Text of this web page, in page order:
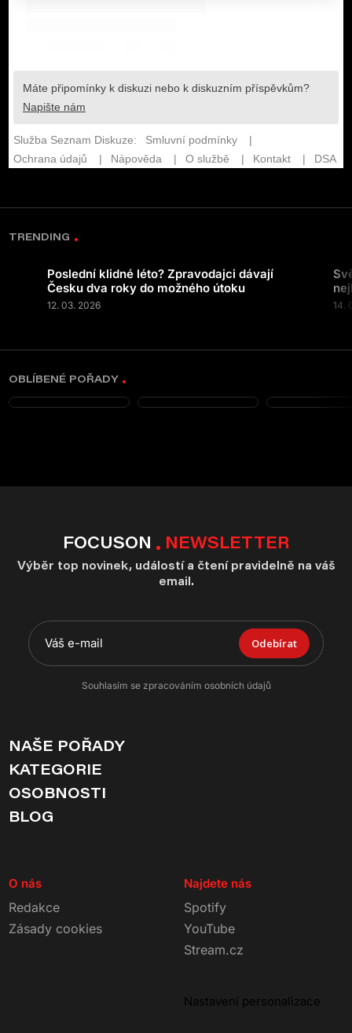
TRENDING
Poslední klidné léto? Zpravodajci dávají
Česku dva roky do možného útoku
12. 03. 2026 14.
OBLÍBENÉ POŘADY
FOCUSON NEWSLETTER
Výběr top novinek, událostí a čtení pravidelně na váš
email.
Odebírat
Souhlasím se zpracováním osobních údajů
NAŠE POŘADY
KATEGORIE
OSOBNOSTI
BLOG
O nás
Redakce
Zásady cookies
Najdete nás
Spotify
YouTube
Stream.cz
Nastavení personalizace